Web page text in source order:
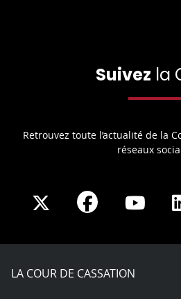
Suivez la
Retrouvez toute l’actualité de la
réseaux
Share
X
Share
Facebook
LA COUR DE CASSATION